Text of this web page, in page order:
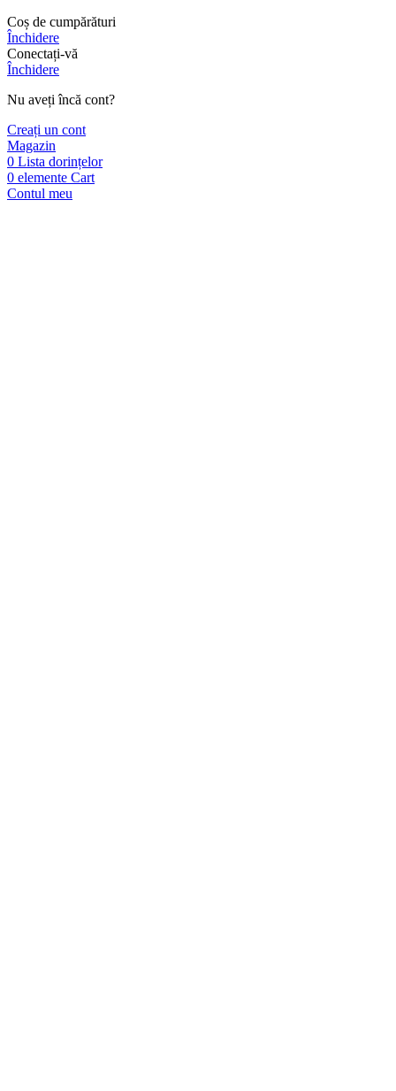
Coș de cumpărături
Închidere
Conectați-vă
Închidere
Nu aveți încă cont?
Creați un cont
Magazin
0 Lista dorințelor
0 elemente Cart
Contul meu